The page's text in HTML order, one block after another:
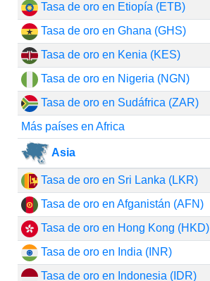
Tasa de oro en Etiopía (ETB)
Tasa de oro en Ghana (GHS)
Tasa de oro en Kenia (KES)
Tasa de oro en Nigeria (NGN)
Tasa de oro en Sudáfrica (ZAR)
Más países en Africa
Asia
Tasa de oro en Sri Lanka (LKR)
Tasa de oro en Afganistán (AFN)
Tasa de oro en Hong Kong (HKD)
Tasa de oro en India (INR)
Tasa de oro en Indonesia (IDR)